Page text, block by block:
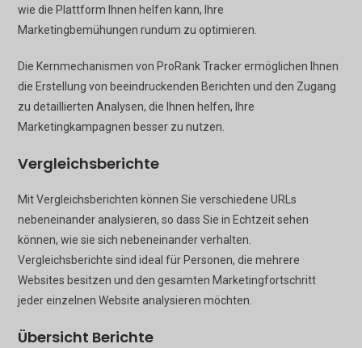
wie die Plattform Ihnen helfen kann, Ihre
Marketingbemühungen rundum zu optimieren.
Die Kernmechanismen von ProRank Tracker ermöglichen Ihnen
die Erstellung von beeindruckenden Berichten und den Zugang
zu detaillierten Analysen, die Ihnen helfen, Ihre
Marketingkampagnen besser zu nutzen.
Vergleichsberichte
Mit Vergleichsberichten können Sie verschiedene URLs
nebeneinander analysieren, so dass Sie in Echtzeit sehen
können, wie sie sich nebeneinander verhalten.
Vergleichsberichte sind ideal für Personen, die mehrere
Websites besitzen und den gesamten Marketingfortschritt
jeder einzelnen Website analysieren möchten.
Übersicht Berichte